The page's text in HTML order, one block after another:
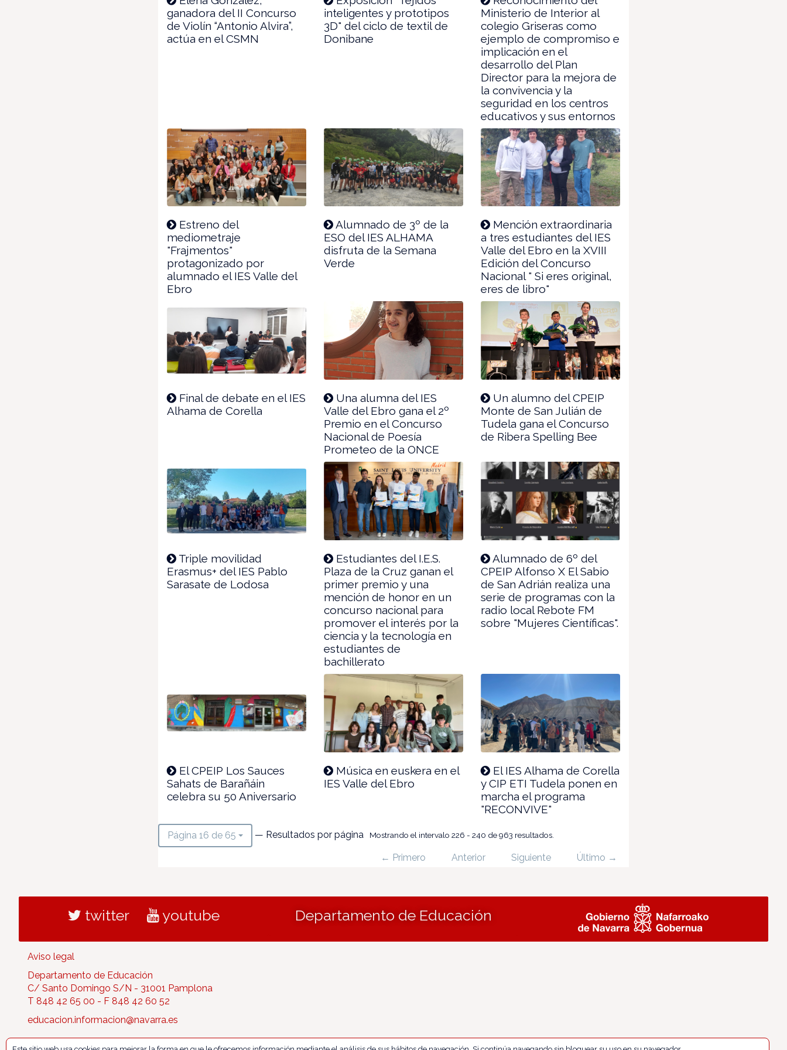
ganadora del II Concurso
de Violín “Antonio Alvira”,
actúa en el CSMN
inteligentes y prototipos
3D" del ciclo de textil de
Donibane
Ministerio de Interior al
colegio Griseras como
ejemplo de compromiso e
implicación en el
desarrollo del Plan
Director para la mejora de
la convivencia y la
seguridad en los centros
educativos y sus entornos
Estreno del
mediometraje
"Frajmentos"
protagonizado por
alumnado el IES Valle del
Ebro
Alumnado de 3º de la
ESO del IES ALHAMA
disfruta de la Semana
Verde
Mención extraordinaria
a tres estudiantes del IES
Valle del Ebro en la XVIII
Edición del Concurso
Nacional " Si eres original,
eres de libro"
Final de debate en el IES
Alhama de Corella
Una alumna del IES
Valle del Ebro gana el 2º
Premio en el Concurso
Nacional de Poesía
Prometeo de la ONCE
Un alumno del CPEIP
Monte de San Julián de
Tudela gana el Concurso
de Ribera Spelling Bee
Triple movilidad
Erasmus+ del IES Pablo
Sarasate de Lodosa
Estudiantes del I.E.S.
Plaza de la Cruz ganan el
primer premio y una
mención de honor en un
concurso nacional para
promover el interés por la
ciencia y la tecnología en
estudiantes de
bachillerato
Alumnado de 6º del
CPEIP Alfonso X El Sabio
de San Adrián realiza una
serie de programas con la
radio local Rebote FM
sobre "Mujeres Científicas".
El CPEIP Los Sauces
Sahats de Barañáin
celebra su 50 Aniversario
Música en euskera en el
IES Valle del Ebro
El IES Alhama de Corella
y CIP ETI Tudela ponen en
marcha el programa
"RECONVIVE"
Página 16 de 65 — Resultados por página Mostrando el intervalo 226 - 240 de 963 resultados.
← Primero Anterior Siguiente Último →
twitter youtube Departamento de Educación
Aviso legal
Departamento de Educación
C/ Santo Domingo S/N - 31001 Pamplona
T 848 42 65 00 - F 848 42 60 52
educacion.informacion@navarra.es